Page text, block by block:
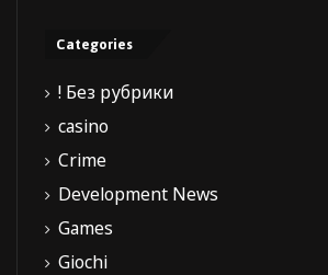
Categories
! Без рубрики
casino
Crime
Development News
Games
Giochi